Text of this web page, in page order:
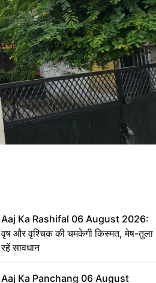
Aaj Ka Rashifal 06 August 2026:
वृष और वृश्चिक की चमकेगी किस्मत, मेष-तुला
रहें सावधान
Aaj Ka Panchang 06 August